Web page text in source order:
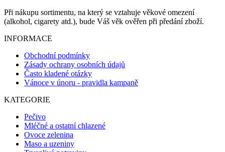
Při nákupu sortimentu, na který se vztahuje věkové omezení
(alkohol, cigarety atd.), bude Váš věk ověřen při předání zboží.
INFORMACE
Obchodní podmínky
Zásady ochrany osobních údajů
Často kladené otázky
Vánoce v únoru - pravidla kampaně
KATEGORIE
Pečivo
Mléčné a ostatní chlazené
Ovoce zelenina
Maso a uzeniny